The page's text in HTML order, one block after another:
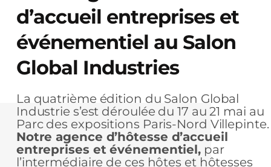
d’accueil entreprises et
événementiel au Salon
Global Industries
La quatrième édition du Salon Global
Industrie s’est déroulée du 17 au 21 mai au
Parc des expositions Paris-Nord Villepinte.
Notre agence d’hôtesse d’accueil
entreprises et événementiel, par
l’intermédiaire de ces hôtes et hôtesses